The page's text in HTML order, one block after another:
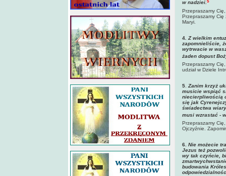
w nadziei.
Przepraszamy
Przepraszamy Cię
Maryi.
4 . Z wielkim
zapomnieliście,
wytrwacie w
żaden dopust
Przepraszamy
udział w Dziele
5 Zanim krzyż
musicie wspiąć
niecierpliwością
się jak
świadectwa
musi wzrastać -
Przepraszamy
Ojczyźnie.
6. Nie możecie
Jezus też
wy tak czyńcie,
budowania